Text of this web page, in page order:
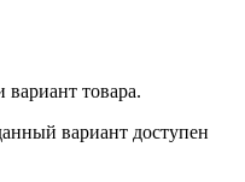
товара.
вариант доступен